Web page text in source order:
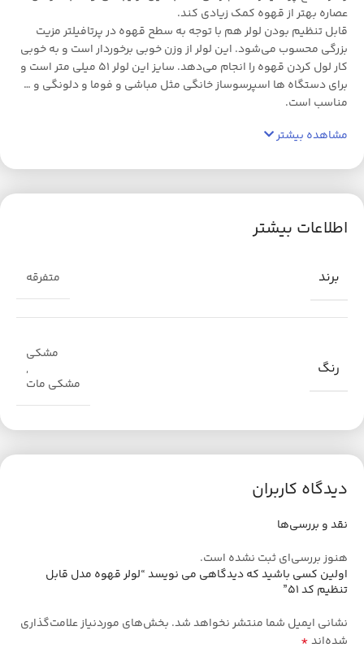
عصاره بهتر از قهوه کمک زیادی کند.
قابل تنظیم بودن لولر هم با توجه به سطح قهوه در پرتافیلتر مزیت
بزرگی محسوب می‌شود. این لولر از وزن خوبی برخوردار است و به خوبی
کار لول کردن قهوه را انجام می‌دهد. سایز این لولر 51 میلی متر است و
برای دستگاه ها اسپرسوساز خانگی مثل مباشی و فوما و دلونگی و …
مناسب است.
مشاهده بیشتر
اطلاعات بیشتر
برند متفرقه
رنگ
مشکی
,
مشکی مات
دیدگاه کاربران
نقد و بررسی‌ها
هنوز بررسی‌ای ثبت نشده است.
اولین کسی باشید که دیدگاهی می نویسد “لولر قهوه مدل قابل
تنظیم کد 51”
نشانی ایمیل شما منتشر نخواهد شد. بخش‌های موردنیاز علامت‌گذاری
شده‌اند*